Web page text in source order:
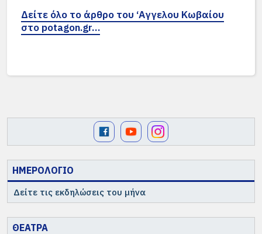
ΗΜΕΡΟΛΟΓΙΟ
Δείτε τις εκδηλώσεις του μήνα
ΘΕΑΤΡΑ
Δείτε όλο το άρθρο του ‘Αγγελου Κωβαίου
στο potagon.gr…